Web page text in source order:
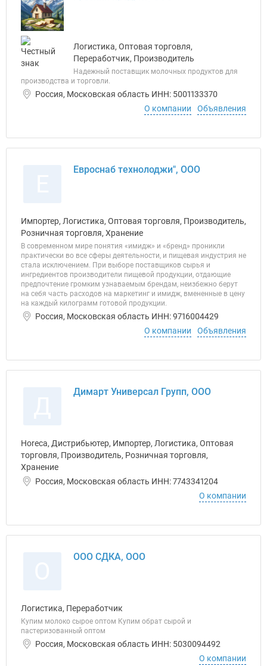
Логистика, Оптовая торговля,
Переработчик, Производитель
Надежный поставщик молочных продуктов для
производства и торговли.
Россия, Московская область ИНН: 5001133370
О компании
Объявления
Евроснаб технолоджи", ООО
Импортер, Логистика, Оптовая торговля, Производитель,
Розничная торговля, Хранение
В современном мире понятия «имидж» и «бренд» проникли
практически во все сферы деятельности, и пищевая индустрия не
стала исключением. При выборе поставщиков сырья и
ингредиентов производители пищевой продукции, отдающие
предпочтение громким узнаваемым брендам, неизбежно берут
на себя часть расходов на маркетинг и имидж, вмененные в цену
на каждый килограмм готовой продукции.
Россия, Московская область ИНН: 9716004429
О компании
Объявления
Димарт Универсал Групп, ООО
Horeca, Дистрибьютер, Импортер, Логистика, Оптовая
торговля, Производитель, Розничная торговля,
Хранение
Россия, Московская область ИНН: 7743341204
О компании
ООО СДКА, ООО
Логистика, Переработчик
Купим молоко сырое оптом Купим обрат сырой и
пастеризованный оптом
Россия, Московская область ИНН: 5030094492
О компании